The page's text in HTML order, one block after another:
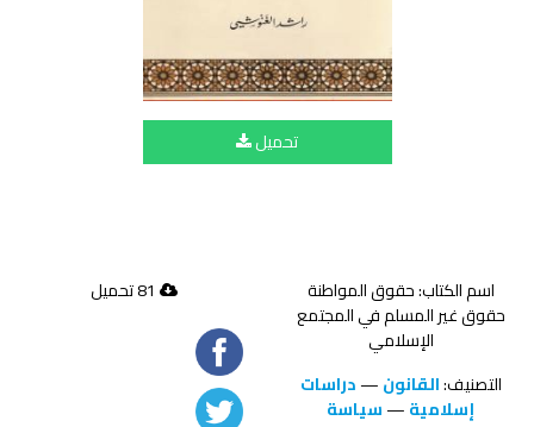
تحميل
اسم الكتاب: حقوق المواطنة
حقوق غير المسلم في المجتمع
الإسلامي
التصنيف:القانون—دراسات
إسلامية—سياسة